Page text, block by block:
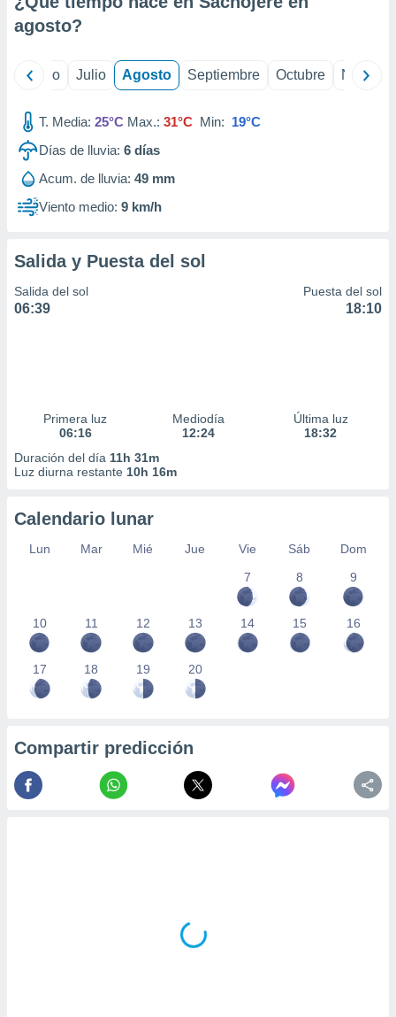
e
publicidad
publicidad
de
agosto?
Junio Julio Agosto Septiembre Octubre
T. Media: 25°C Max.: 31°C Min: 19°C
Días de lluvia: 6 días
Acum. de lluvia: 49 mm
Viento medio: 9 km/h
Salida y Puesta del sol
Salida del sol
06:39
Puesta del sol
18:10
Primera luz
06:16
Mediodía
12:24
Última luz
18:32
Duración del día 11h 31m
Luz diurna restante 10h 16m
Calendario lunar
Lun Mar Mié Jue Vie Sáb
Dom
7
8 9
10 11 12 13 14 15 16
17 18 19 20
Compartir predicción